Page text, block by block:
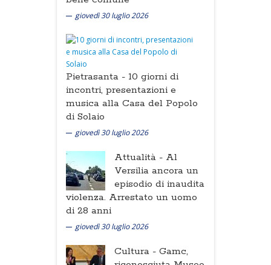
giovedì 30 luglio 2026
Pietrasanta - 10 giorni di
incontri, presentazioni e
musica alla Casa del Popolo
di Solaio
giovedì 30 luglio 2026
Attualità - Al
Versilia ancora un
episodio di inaudita
violenza. Arrestato un uomo
di 28 anni
giovedì 30 luglio 2026
Cultura - Gamc,